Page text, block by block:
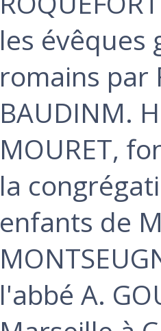
les évêques
romains par
BAUDINM.
MOURET,
la
enfants de
l'abbé A.